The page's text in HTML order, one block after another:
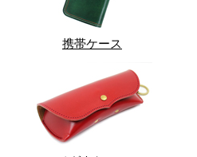
携帯ケース